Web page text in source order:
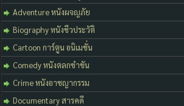
Adventure หนังผจญภัย
Biography หนังชีวประวัติ
Cartoon การ์ตูน อนิเมชั่น
Comedy หนังตลกขำขัน
Crime หนังอาชญากรรม
Documentary สารคดี